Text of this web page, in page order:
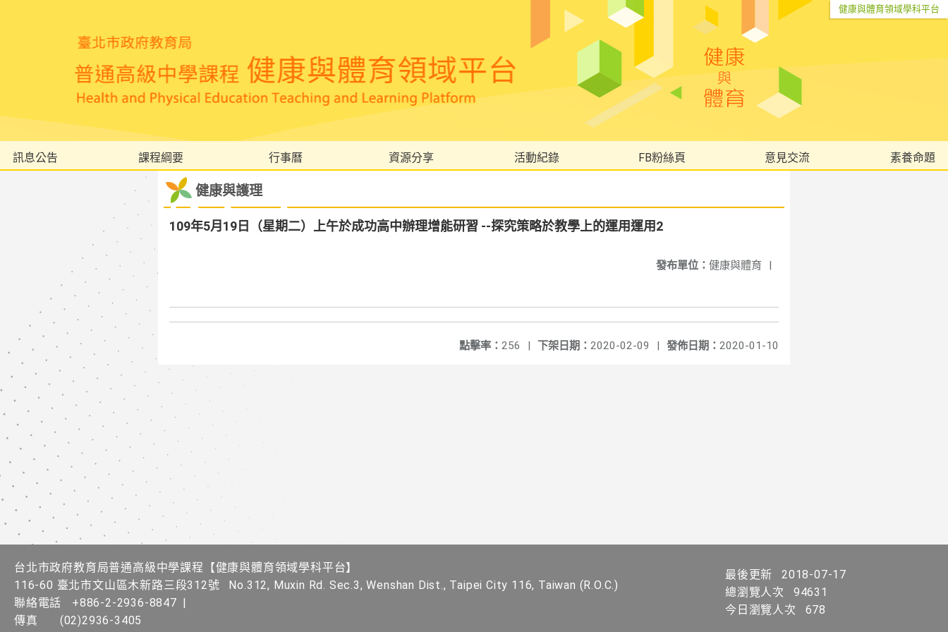
健康與體育領域學科平台
訊息公告 課程綱要 行事曆 資源分享 活動紀錄 FB粉絲頁 意見交流 素養命題
健康與護理
109年5月19日（星期二）上午於成功高中辦理增能研習 --探究策略於教學上的運用運用2
發布單位： 健康與體育 |
發佈日期： 2020-01-10
下架日期： 2020-02-09 |
點擊率： 256 |
台北市政府教育局普通高級中學課程​【健康與體育領域學科平台】
116-60 臺北市文山區木新路三段312號
No.312, Muxin Rd. Sec.3, Wenshan Dist., Taipei City 116, Taiwan (R.O.C.)
聯絡電話
+886-2-2936-8847 |
傳真
(02)2936-3405
最後更新
2018-07-17
總瀏覽人次
94631
今日瀏覽人次
678